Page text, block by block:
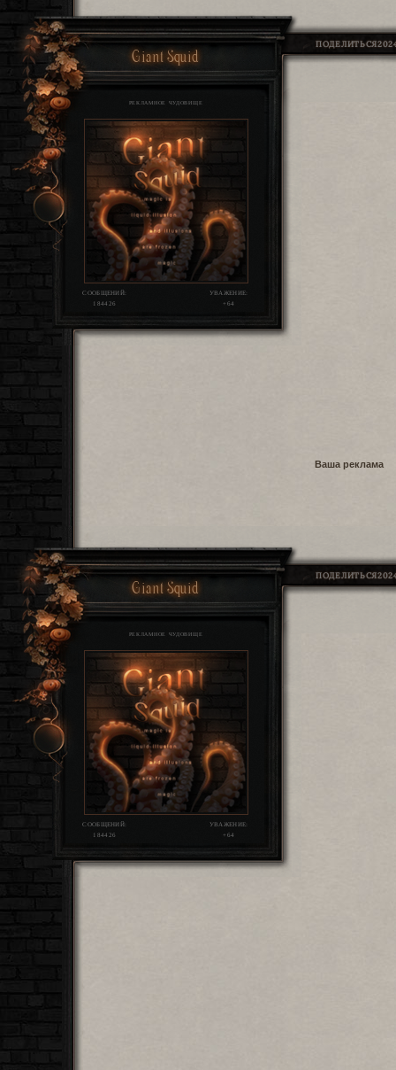
ПОДЕЛИТЬСЯ
Giant Squid
РЕКЛАМНОЕ ЧУДОВИЩЕ
СООБЩЕНИЙ:
184426
УВАЖЕНИЕ:
+64
Ваша реклама
ПОДЕЛИТЬСЯ
Giant Squid
РЕКЛАМНОЕ ЧУДОВИЩЕ
СООБЩЕНИЙ:
184426
УВАЖЕНИЕ:
+64